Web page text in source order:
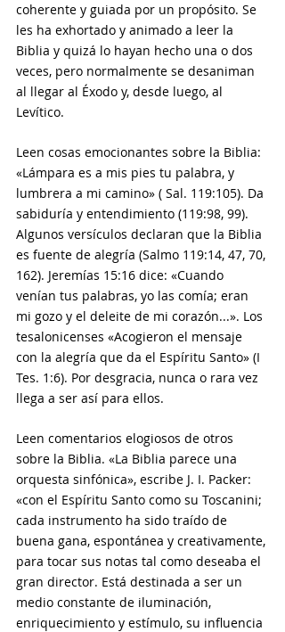
coherente y guiada por un propósito. Se
les ha exhortado y animado a leer la
Biblia y quizá lo hayan hecho una o dos
veces, pero normalmente se desaniman
al llegar al Éxodo y, desde luego, al
Levítico.
Leen cosas emocionantes sobre la Biblia:
«Lámpara es a mis pies tu palabra, y
lumbrera a mi camino» ( Sal. 119:105). Da
sabiduría y entendimiento (119:98, 99).
Algunos versículos declaran que la Biblia
es fuente de alegría (Salmo 119:14, 47, 70,
162). Jeremías 15:16 dice: «Cuando
venían tus palabras, yo las comía; eran
mi gozo y el deleite de mi corazón...». Los
tesalonicenses «Acogieron el mensaje
con la alegría que da el Espíritu Santo» (I
Tes. 1:6). Por desgracia, nunca o rara vez
llega a ser así para ellos.
Leen comentarios elogiosos de otros
sobre la Biblia. «La Biblia parece una
orquesta sinfónica», escribe J. I. Packer:
«con el Espíritu Santo como su Toscanini;
cada instrumento ha sido traído de
buena gana, espontánea y creativamente,
para tocar sus notas tal como deseaba el
gran director. Está destinada a ser un
medio constante de iluminación,
enriquecimiento y estímulo, su influencia